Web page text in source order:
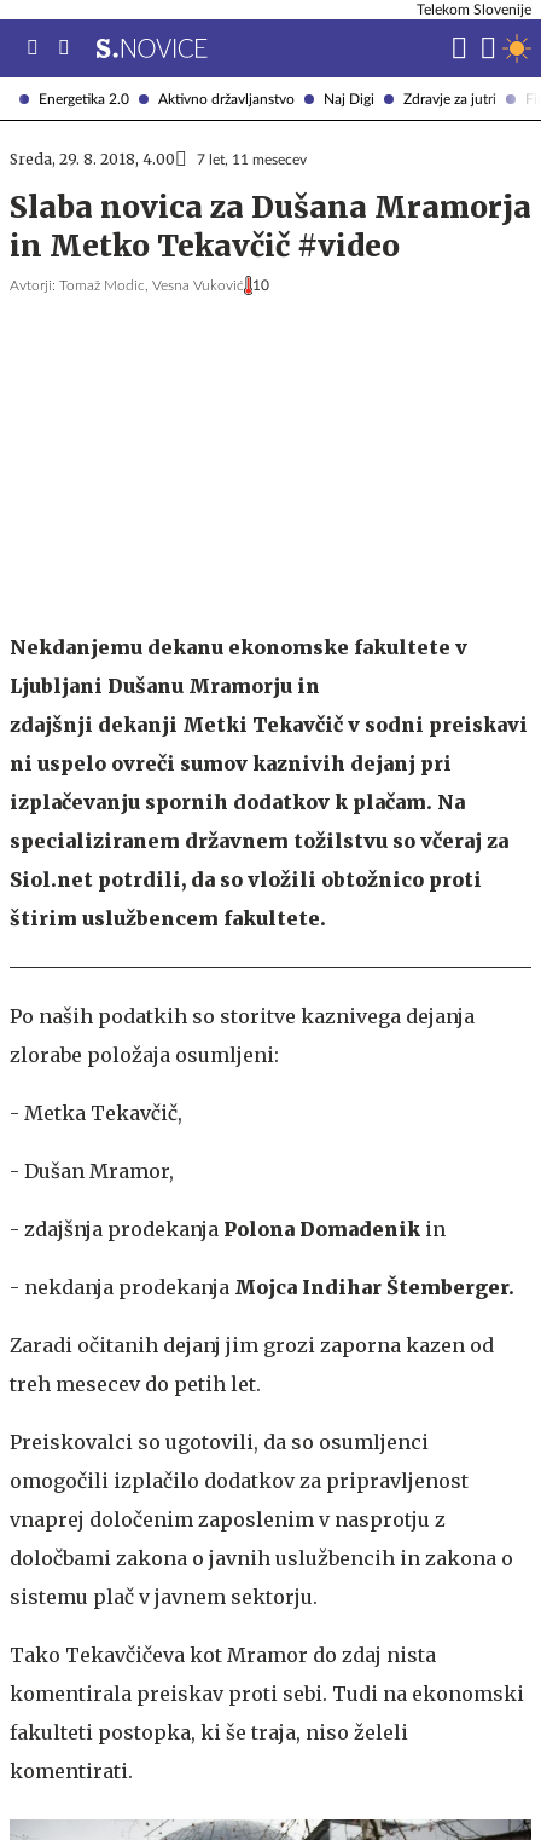
Energetika 2.0 Aktivno državljanstvo Naj Digi Zdravje za jutri
Telekom Slovenije
Sreda, 29. 8. 2018, 4.00 7 let, 11 mesecev
Slaba novica za Dušana Mramorja
in Metko Tekavčič #video
Avtorji: Tomaž Modic, Vesna Vuković 10
Nekdanjemu dekanu ekonomske fakultete v
Ljubljani Dušanu Mramorju in
zdajšnji dekanji Metki Tekavčič v sodni preiskavi
ni uspelo ovreči sumov kaznivih dejanj pri
izplačevanju spornih dodatkov k plačam. Na
specializiranem državnem tožilstvu so včeraj za
Siol.net potrdili, da so vložili obtožnico proti
štirim uslužbencem fakultete.
Po naših podatkih so storitve kaznivega dejanja
zlorabe položaja osumljeni:
- Metka Tekavčič,
- Dušan Mramor,
- zdajšnja prodekanja Polona Domadenik in
- nekdanja prodekanja Mojca Indihar Štemberger.
Zaradi očitanih dejanj jim grozi zaporna kazen od
treh mesecev do petih let.
Preiskovalci so ugotovili, da so osumljenci
omogočili izplačilo dodatkov za pripravljenost
vnaprej določenim zaposlenim v nasprotju z
določbami zakona o javnih uslužbencih in zakona o
sistemu plač v javnem sektorju.
Tako Tekavčičeva kot Mramor do zdaj nista
komentirala preiskav proti sebi. Tudi na ekonomski
fakulteti postopka, ki še traja, niso želeli
komentirati.